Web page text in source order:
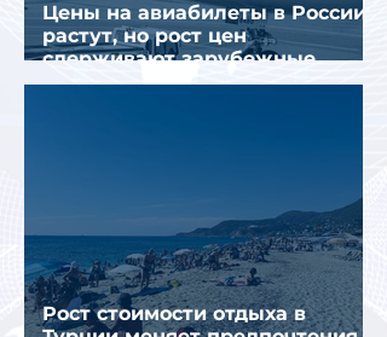
Цены на авиабилеты в России
растут, но рост цен
сдерживают зарубежные
конкуренты
Рост стоимости отдыха в